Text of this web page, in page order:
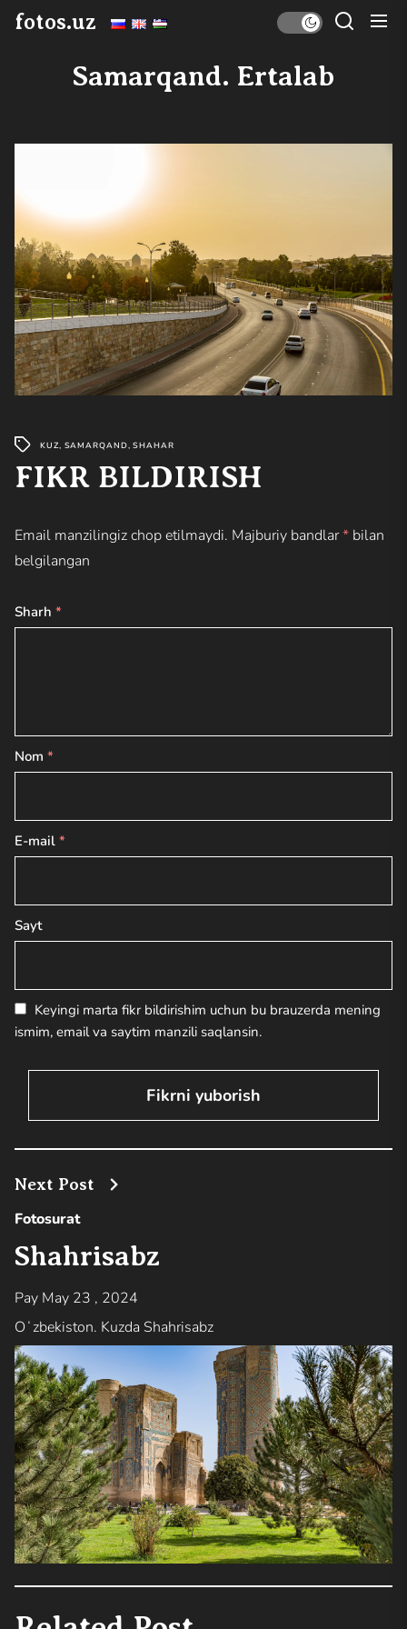
Skipfotos.uz
Samarqand. Ertalab
KUZ, SAMARQAND,SHAHAR
FIKR BILDIRISH
Email manzilingiz chop etilmaydi. Majburiy bandlar* bilan
belgilangan
Sharh *
Nom *
E-mail *
Sayt
Keyingi marta fikr bildirishim uchun bu brauzerda mening
ismim, email va saytim manzili saqlansin.
Next Post
Fotosurat
Shahrisabz
Pay May 23 , 2024
Oʻzbekiston. Kuzda Shahrisabz